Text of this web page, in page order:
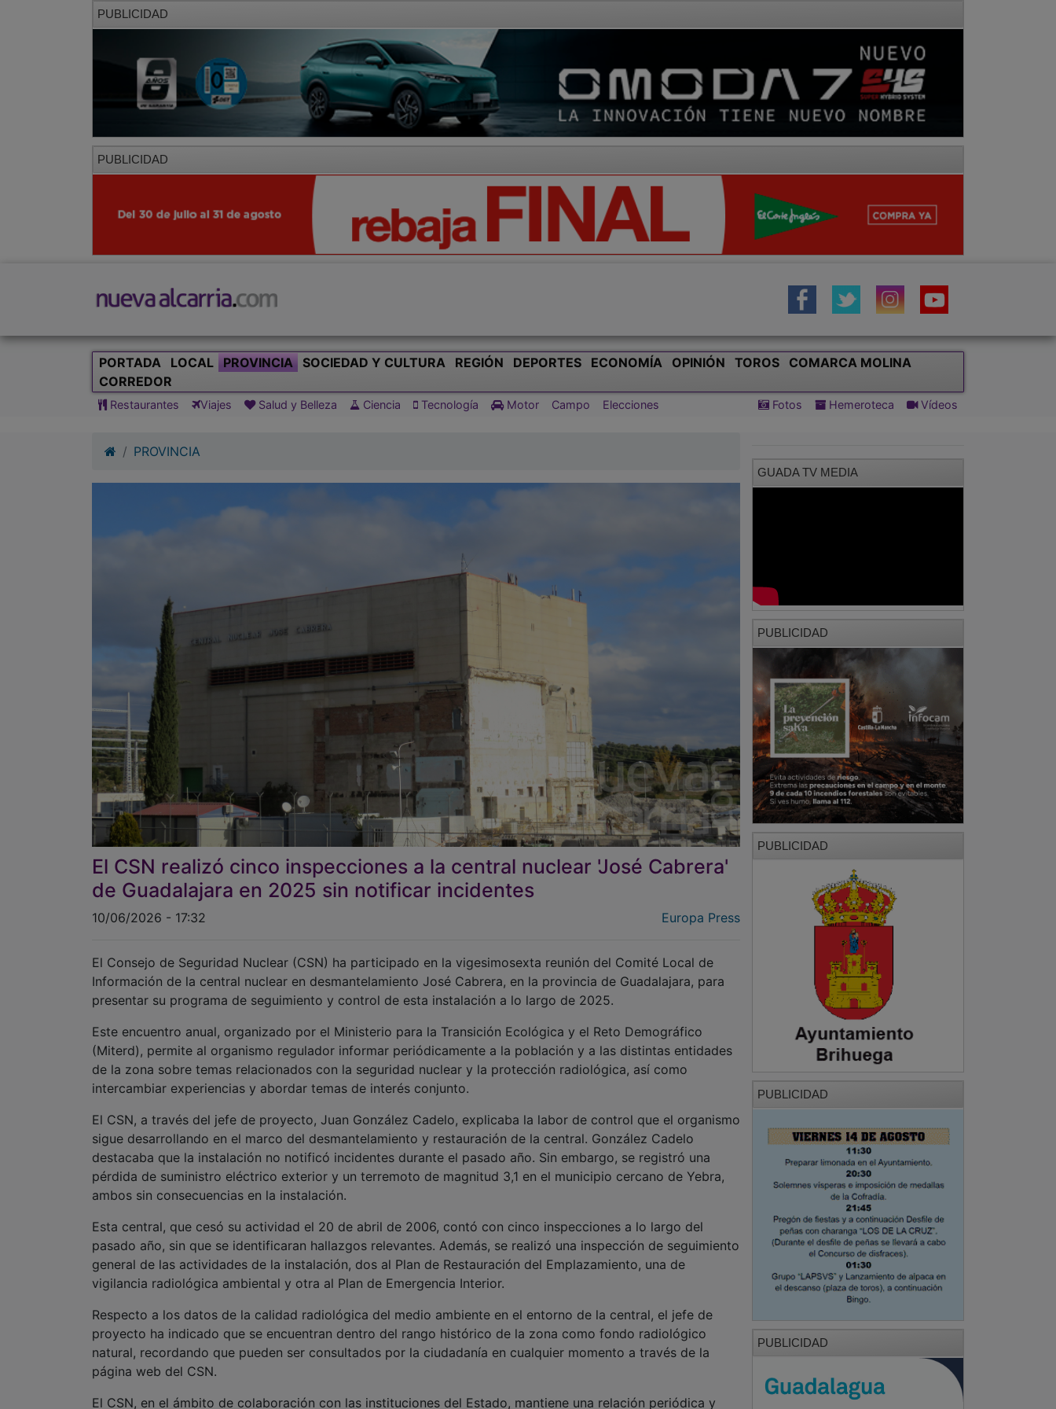
PUBLICIDAD
PUBLICIDAD
PORTADA LOCAL PROVINCIA SOCIEDAD Y CULTURA REGIÓN DEPORTES ECONOMÍA OPINIÓN TOROS
COMARCA MOLINA
CORREDOR
Restaurantes Viajes Salud y Belleza Ciencia Tecnología Motor Campo Elecciones Fotos Hemeroteca Vídeos
PROVINCIA
El CSN realizó cinco inspecciones a la central nuclear 'José Cabrera'
de Guadalajara en 2025 sin notificar incidentes
10/06/2026 - 17:32 Europa Press
El Consejo de Seguridad Nuclear (CSN) ha participado en la vigesimosexta reunión del Comité Local de
Información de la central nuclear en desmantelamiento José Cabrera, en la provincia de Guadalajara, para
presentar su programa de seguimiento y control de esta instalación a lo largo de 2025.
Este encuentro anual, organizado por el Ministerio para la Transición Ecológica y el Reto Demográfico
(Miterd), permite al organismo regulador informar periódicamente a la población y a las distintas entidades
de la zona sobre temas relacionados con la seguridad nuclear y la protección radiológica, así como
intercambiar experiencias y abordar temas de interés conjunto.
El CSN, a través del jefe de proyecto, Juan González Cadelo, explicaba la labor de control que el organismo
sigue desarrollando en el marco del desmantelamiento y restauración de la central. González Cadelo
destacaba que la instalación no notificó incidentes durante el pasado año. Sin embargo, se registró una
pérdida de suministro eléctrico exterior y un terremoto de magnitud 3,1 en el municipio cercano de Yebra,
ambos sin consecuencias en la instalación.
Esta central, que cesó su actividad el 20 de abril de 2006, contó con cinco inspecciones a lo largo del
pasado año, sin que se identificaran hallazgos relevantes. Además, se realizó una inspección de seguimiento
general de las actividades de la instalación, dos al Plan de Restauración del Emplazamiento, una de
vigilancia radiológica ambiental y otra al Plan de Emergencia Interior.
Respecto a los datos de la calidad radiológica del medio ambiente en el entorno de la central, el jefe de
proyecto ha indicado que se encuentran dentro del rango histórico de la zona como fondo radiológico
natural, recordando que pueden ser consultados por la ciudadanía en cualquier momento a través de la
página web del CSN.
El CSN, en el ámbito de colaboración con las instituciones del Estado, mantiene una relación periódica y
GUADA TV MEDIA
PUBLICIDAD
PUBLICIDAD
PUBLICIDAD
PUBLICIDAD